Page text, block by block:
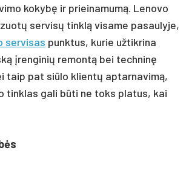
kokybę ir prieinamumą. Lenovo
servisų tinklą visame pasaulyje,
servisas punktus, kurie užtikrina
įrenginių remontą bei techninę
taip pat siūlo klientų aptarnavimą,
tinklas gali būti ne toks platus, kai